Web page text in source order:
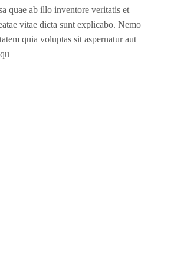
quae ab illo inventore veritatis et
vitae dicta sunt explicabo. Nemo
quia voluptas sit aspernatur aut